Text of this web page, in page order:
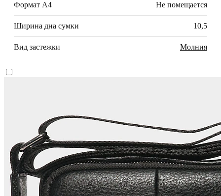
Формат А4 Не помещается
Ширина дна сумки 10,5
Вид застежки Молния